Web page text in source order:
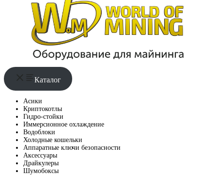
Каталог
Асики
Криптокотлы
Гидро-стойки
Иммерсионное охлаждение
Водоблоки
Холодные кошельки
Аппаратные ключи безопасности
Аксессуары
Драйкулеры
Шумобоксы